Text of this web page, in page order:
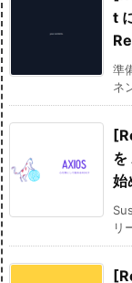
t
準
ネ
を
始
リ